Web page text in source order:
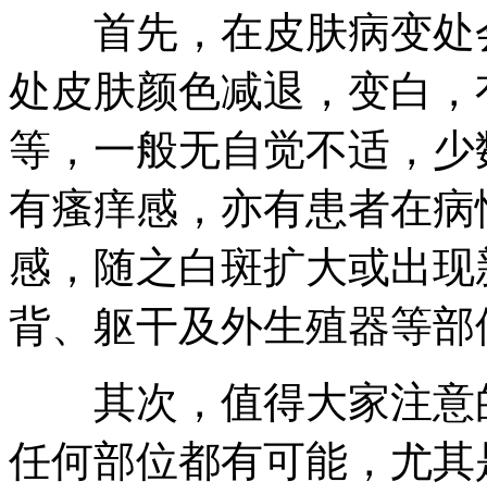
首先，在皮肤病变处
处皮肤颜色减退，变白
等，一般无自觉不适，
有瘙痒感，亦有患者在
感，随之白斑扩大或出
背、躯干及外生殖器等部
其次，值得大家注意
任何部位都有可能，尤